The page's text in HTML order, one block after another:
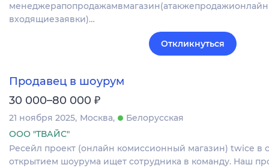
входящиезаявки)…
Откликнуться
Продавец в шоурум
30 000–80 000 ₽
21 ноября 2025 Москва
Белорусская
ООО "ТВАЙС"
Ресейл проект (онлайн комиссионный магазин) twice в
открытием шоурума ищет сотрудника в команду. Наш